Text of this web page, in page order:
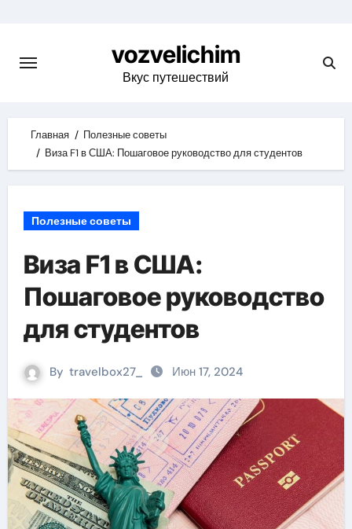
content
vozvelichim
Вкус путешествий
Главная
Полезные советы
Виза F1 в США: Пошаговое руководство для студентов
Полезные советы
Виза F1 в США:
Пошаговое руководство
для студентов
By travelbox27_ Июн 17, 2024